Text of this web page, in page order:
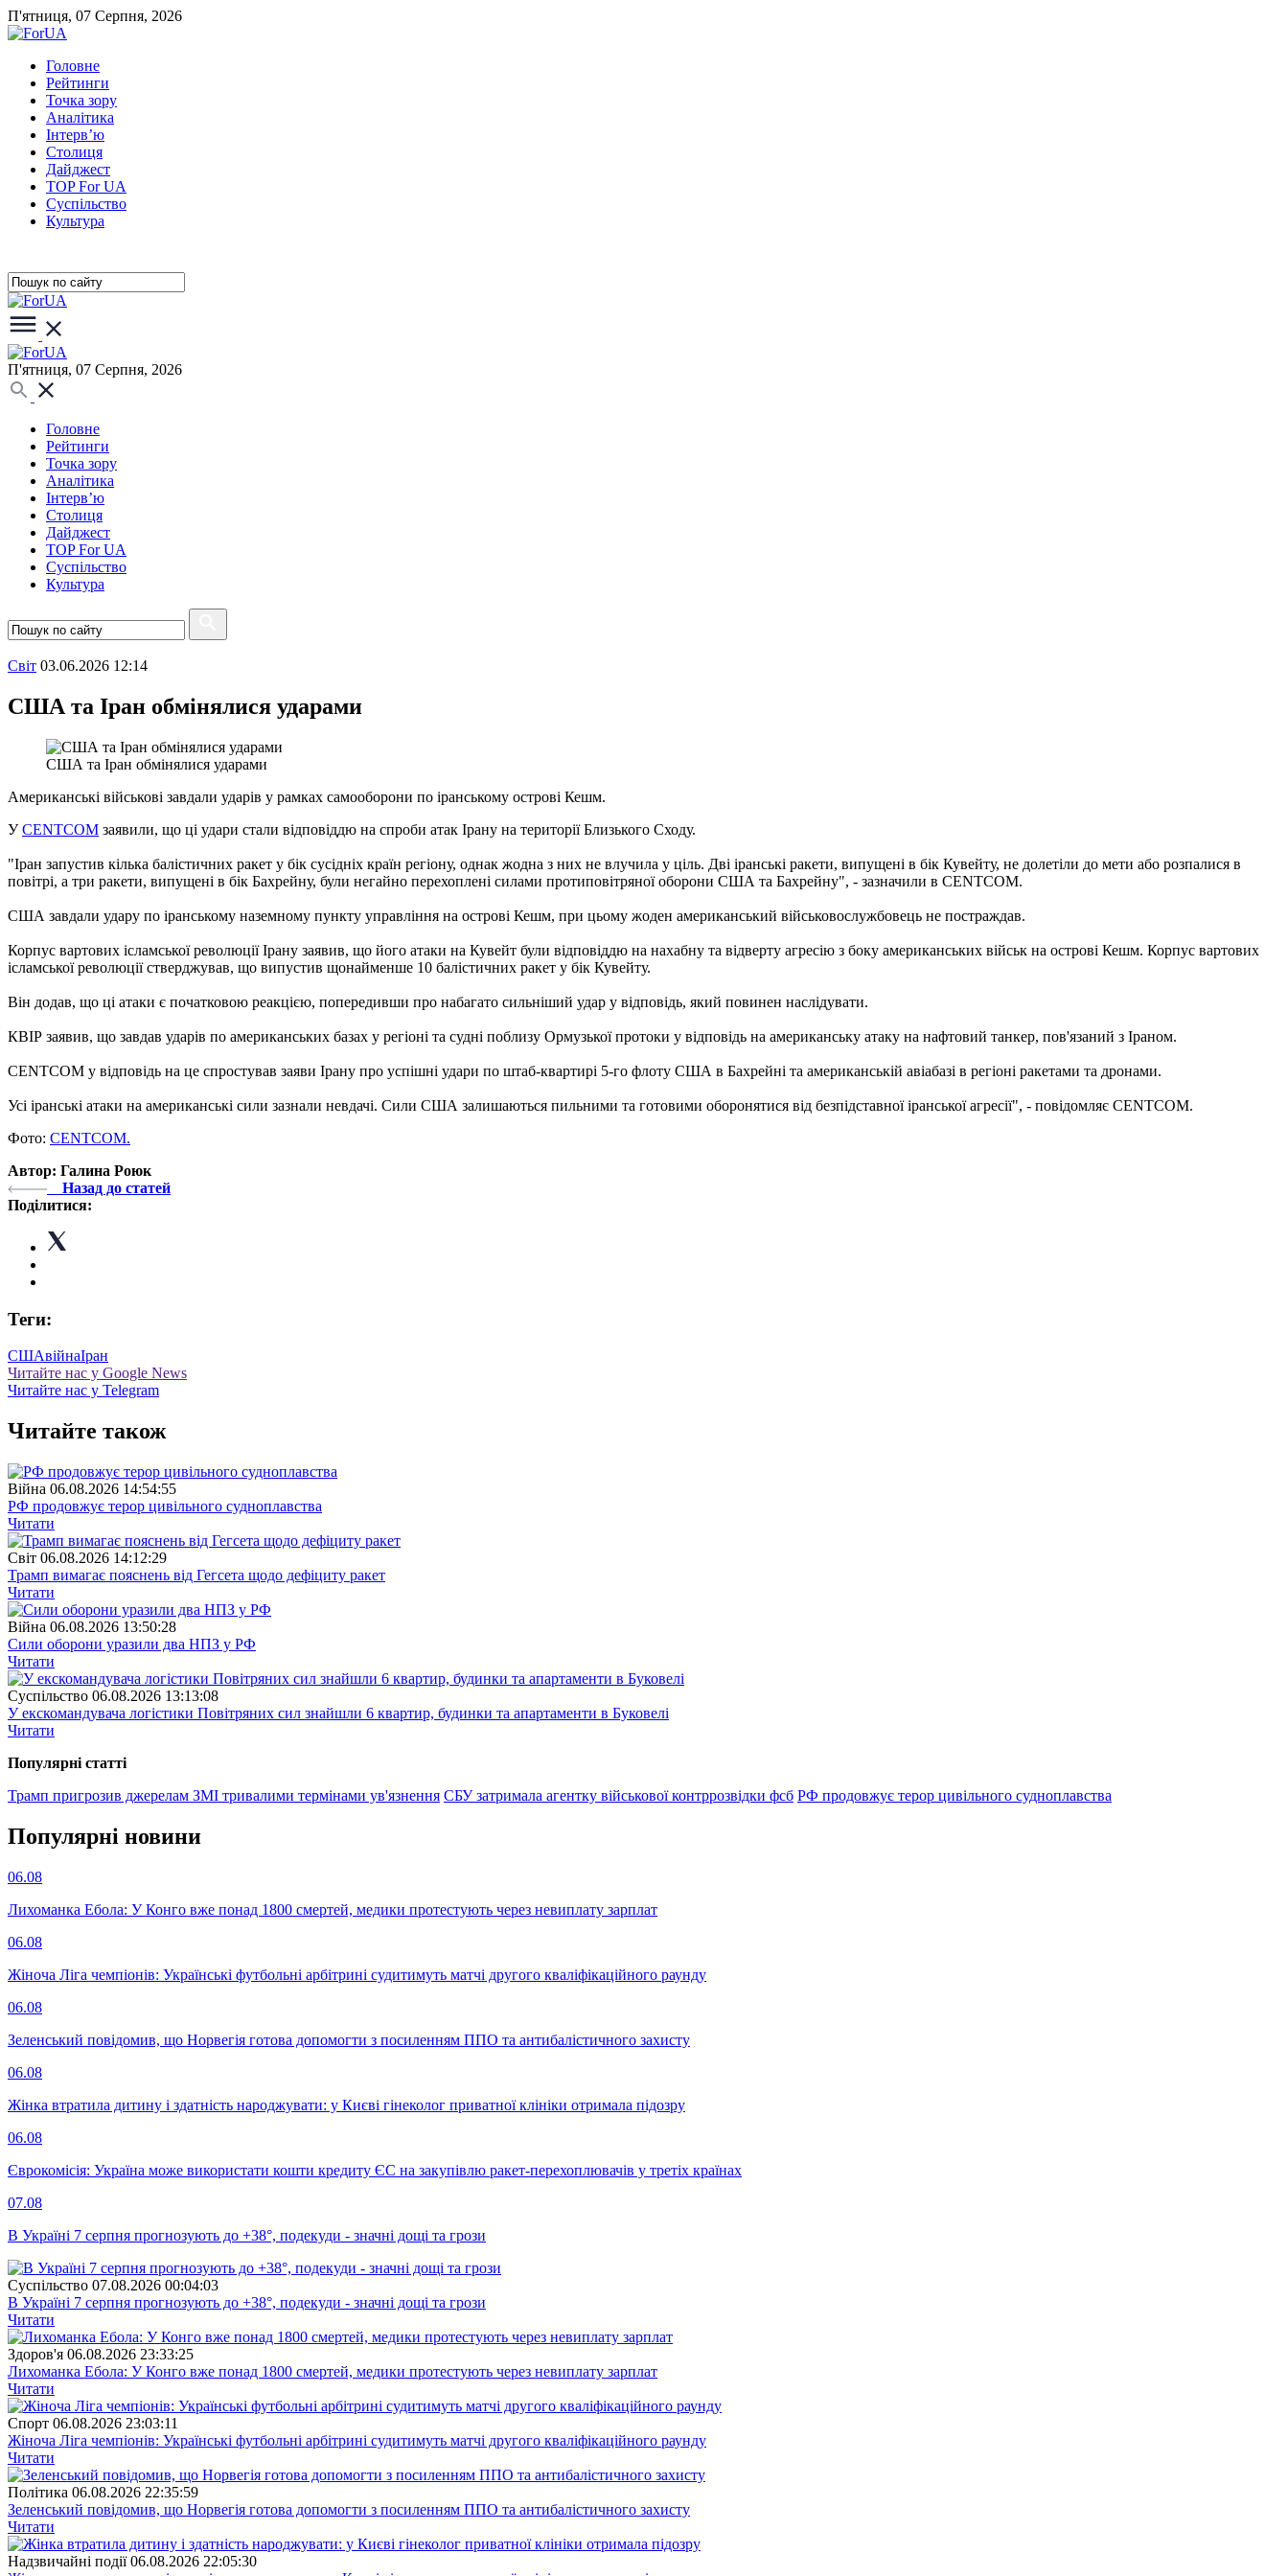
П'ятниця, 07 Серпня, 2026
Головне
Рейтинги
Точка зору
Аналітика
Інтерв’ю
Столиця
Дайджест
TOP For UA
Суспiльство
Культура
П'ятниця, 07 Серпня, 2026
Головне
Рейтинги
Точка зору
Аналітика
Інтерв’ю
Столиця
Дайджест
TOP For UA
Суспiльство
Культура
Свiт 03.06.2026 12:14
США та Іран обмінялися ударами
США та Іран обмінялися ударами
Американські військові завдали ударів у рамках самооборони по іранському острові Кешм.
УCENTCOM заявили, що ці удари стали відповіддю на спроби атак Ірану на території Близького Сходу.
"Іран запустив кілька балістичних ракет у бік сусідніх країн регіону, однак жодна з них не влучила у ціль. Дві іранські ракети, випущені в бік Кувейту, не долетіли до мети або розпалися в
повітрі, а три ракети, випущені в бік Бахрейну, були негайно перехоплені силами протиповітряної оборони США та Бахрейну", - зазначили в CENTCOM.
США завдали удару по іранському наземному пункту управління на острові Кешм, при цьому жоден американський військовослужбовець не постраждав.
Корпус вартових ісламської революції Ірану заявив, що його атаки на Кувейт були відповіддю на нахабну та відверту агресію з боку американських військ на острові Кешм. Корпус вартових
ісламської революції стверджував, що випустив щонайменше 10 балістичних ракет у бік Кувейту.
Він додав, що ці атаки є початковою реакцією, попередивши про набагато сильніший удар у відповідь, який повинен наслідувати.
КВІР заявив, що завдав ударів по американських базах у регіоні та судні поблизу Ормузької протоки у відповідь на американську атаку на нафтовий танкер, пов'язаний з Іраном.
CENTCOM у відповідь на це спростував заяви Ірану про успішні удари по штаб-квартирі 5-го флоту США в Бахрейні та американській авіабазі в регіоні ракетами та дронами.
Усі іранські атаки на американські сили зазнали невдачі. Сили США залишаються пильними та готовими оборонятися від безпідставної іранської агресії", - повідомляє CENTCOM.
Фото: CENTCOM.
Автор: Галина Роюк
Назад до статей
Поділитися:
Теги:
СШАвійнаІран
Читайте нас у Google News
Читайте нас у Telegram
Читайте також
Війна 06.08.2026 14:54:55
РФ продовжує терор цивільного судноплавства
Читати
Свiт 06.08.2026 14:12:29
Трамп вимагає пояснень від Гегсета щодо дефіциту ракет
Читати
Війна 06.08.2026 13:50:28
Сили оборони уразили два НПЗ у РФ
Читати
Суспiльство 06.08.2026 13:13:08
У екскомандувача логістики Повітряних сил знайшли 6 квартир, будинки та апартаменти в Буковелі
Читати
Популярнi статтi
Трамп пригрозив джерелам ЗМІ тривалими термінами ув'язнення СБУ затримала агентку військової контррозвідки фсб РФ продовжує терор цивільного судноплавства
Популярнi новини
06.08
Лихоманка Ебола: У Конго вже понад 1800 смертей, медики протестують через невиплату зарплат
06.08
Жіноча Ліга чемпіонів: Українські футбольні арбітрині судитимуть матчі другого кваліфікаційного раунду
06.08
Зеленський повідомив, що Норвегія готова допомогти з посиленням ППО та антибалістичного захисту
06.08
Жінка втратила дитину і здатність народжувати: у Києві гінеколог приватної клініки отримала підозру
06.08
Єврокомісія: Україна може використати кошти кредиту ЄС на закупівлю ракет-перехоплювачів у третіх країнах
07.08
В Україні 7 серпня прогнозують до +38°, подекуди - значні дощі та грози
Суспiльство 07.08.2026 00:04:03
В Україні 7 серпня прогнозують до +38°, подекуди - значні дощі та грози
Читати
Здоров'я 06.08.2026 23:33:25
Лихоманка Ебола: У Конго вже понад 1800 смертей, медики протестують через невиплату зарплат
Читати
Спорт 06.08.2026 23:03:11
Жіноча Ліга чемпіонів: Українські футбольні арбітрині судитимуть матчі другого кваліфікаційного раунду
Читати
Полiтика 06.08.2026 22:35:59
Зеленський повідомив, що Норвегія готова допомогти з посиленням ППО та антибалістичного захисту
Читати
Надзвичайні події 06.08.2026 22:05:30